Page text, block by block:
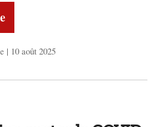
| 10 août 2025